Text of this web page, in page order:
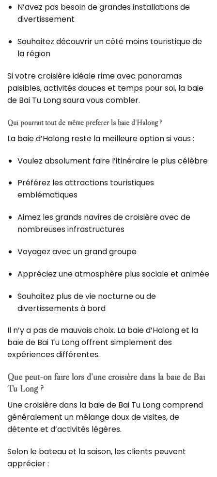
N’avez pas besoin de grandes installations de
divertissement
Souhaitez découvrir un côté moins touristique de
la région
Si votre croisière idéale rime avec panoramas
paisibles, activités douces et temps pour soi, la baie
de Bai Tu Long saura vous combler.
Qui pourrait tout de même préférer la baie d’Halong ?
La baie d’Halong reste la meilleure option si vous :
Voulez absolument faire l’itinéraire le plus célèbre
Préférez les attractions touristiques
emblématiques
Aimez les grands navires de croisière avec de
nombreuses infrastructures
Voyagez avec un grand groupe
Appréciez une atmosphère plus sociale et animée
Souhaitez plus de vie nocturne ou de
divertissements à bord
Il n’y a pas de mauvais choix. La baie d’Halong et la
baie de Bai Tu Long offrent simplement des
expériences différentes.
Que peut-on faire lors d’une croisière dans la baie de Bai
Tu Long ?
Une croisière dans la baie de Bai Tu Long comprend
généralement un mélange doux de visites, de
détente et d’activités légères.
Selon le bateau et la saison, les clients peuvent
apprécier :